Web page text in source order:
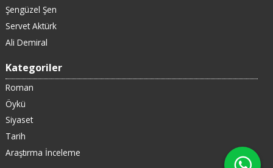
Şengüzel Şen
Servet Aktürk
Ali Demiral
Kategoriler
Roman
Öykü
Siyaset
Tarih
Araştırma İnceleme